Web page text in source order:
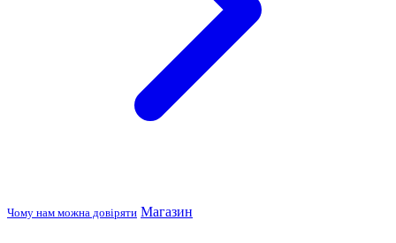
Чому нам можна довіряти Магазин